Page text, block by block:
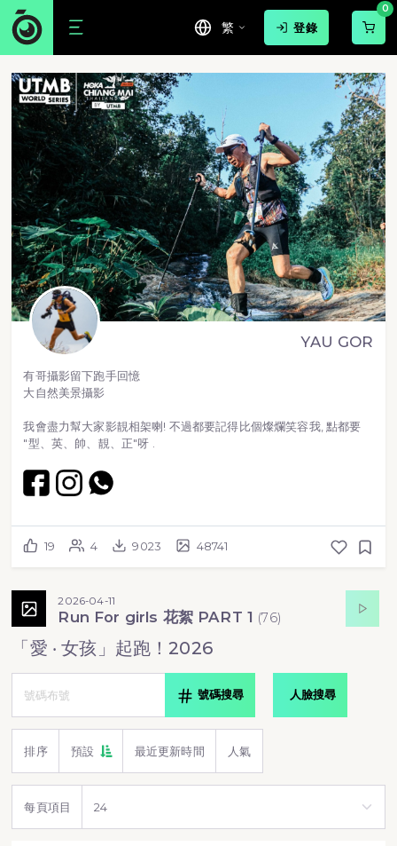
繁 登錄
0
YAU GOR
有哥攝影留下跑手回憶
大自然美景攝影
我會盡力幫大家影靚相架喇! 不過都要記得比個燦爛笑容我, 點都要
"型、英、帥、靚、正"呀 .
19 4 9023 48741
2026-04-11
Run For girls 花絮 PART 1 (76)
「愛 ‧ 女孩」起跑！2026
號碼搜尋 人臉搜尋
排序 預設 最近更新時間 人氣
每頁項目